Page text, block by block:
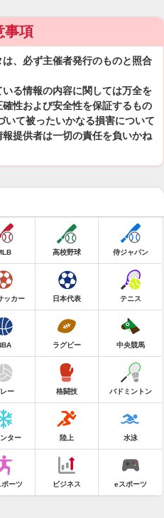
事項
、必ず主催者発行のものと照合
る情報の内容に関しては万全を
性および安全性を保証するもの
いて被ったいかなる損害について
提供者は一切の責任を負いかね
高校野球 侍ジャパン
ッカー 日本代表 テニス
ラグビー 中央競馬
ー 格闘技 バドミントン
ター 陸上 水泳
ーツ ビジネス eスポーツ